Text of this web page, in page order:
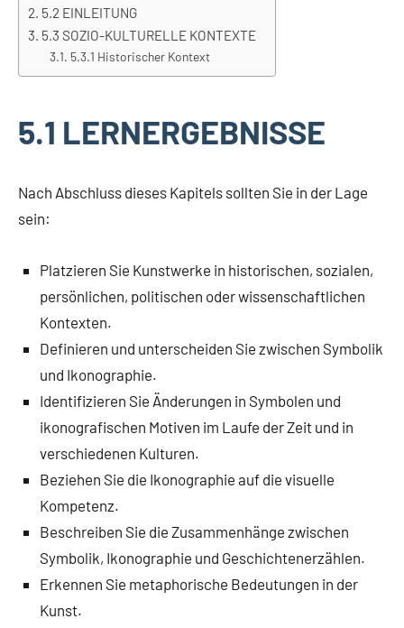
5.2 EINLEITUNG
5.3 SOZIO-KULTURELLE KONTEXTE
5.3.1 Historischer Kontext
5.1 LERNERGEBNISSE
Nach Abschluss dieses Kapitels sollten Sie in der Lage
sein:
Platzieren Sie Kunstwerke in historischen, sozialen,
persönlichen, politischen oder wissenschaftlichen
Kontexten.
Definieren und unterscheiden Sie zwischen Symbolik
und Ikonographie.
Identifizieren Sie Änderungen in Symbolen und
ikonografischen Motiven im Laufe der Zeit und in
verschiedenen Kulturen.
Beziehen Sie die Ikonographie auf die visuelle
Kompetenz.
Beschreiben Sie die Zusammenhänge zwischen
Symbolik, Ikonographie und Geschichtenerzählen.
Erkennen Sie metaphorische Bedeutungen in der
Kunst.